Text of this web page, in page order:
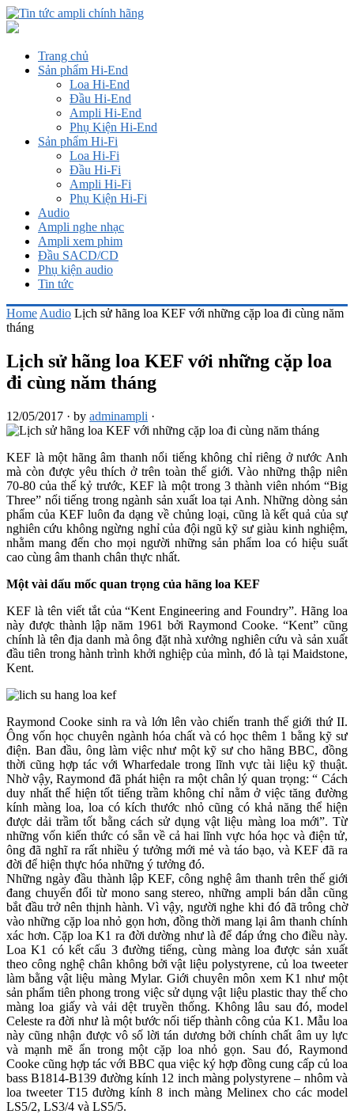
Trang chủ
Sản phẩm Hi-End
Loa Hi-End
Đầu Hi-End
Ampli Hi-End
Phụ Kiện Hi-End
Sản phẩm Hi-Fi
Loa Hi-Fi
Đầu Hi-Fi
Ampli Hi-Fi
Phụ Kiện Hi-Fi
Audio
Ampli nghe nhạc
Ampli xem phim
Đầu SACD/CD
Phụ kiện audio
Tin tức
Home Audio Lịch sử hãng loa KEF với những cặp loa đi cùng năm
tháng
Lịch sử hãng loa KEF với những cặp loa
đi cùng năm tháng
12/05/2017 · by adminampli ·
KEF là một hãng âm thanh nổi tiếng không chỉ riêng ở nước Anh
mà còn được yêu thích ở trên toàn thế giới. Vào những thập niên
70-80 của thế kỷ trước, KEF là một trong 3 thành viên nhóm “Big
Three” nổi tiếng trong ngành sản xuất loa tại Anh. Những dòng sản
phẩm của KEF luôn đa dạng về chủng loại, cũng là kết quả của sự
nghiên cứu không ngừng nghỉ của đội ngũ kỹ sư giàu kinh nghiệm,
nhằm mang đến cho mọi người những sản phẩm loa có hiệu suất
cao cùng âm thanh chân thực nhất.
Một vài dấu mốc quan trọng của hãng loa KEF
KEF là tên viết tắt của “Kent Engineering and Foundry”. Hãng loa
này được thành lập năm 1961 bởi Raymond Cooke. “Kent” cũng
chính là tên địa danh mà ông đặt nhà xưởng nghiên cứu và sản xuất
đầu tiên trong hành trình khởi nghiệp của mình, đó là tại Maidstone,
Kent.
Raymond Cooke sinh ra và lớn lên vào chiến tranh thế giới thứ II.
Ông vốn học chuyên ngành hóa chất và có học thêm 1 bằng kỹ sư
điện. Ban đầu, ông làm việc như một kỹ sư cho hãng BBC, đồng
thời cũng hợp tác với Wharfedale trong lĩnh vực tài liệu kỹ thuật.
Nhờ vậy, Raymond đã phát hiện ra một chân lý quan trọng: “ Cách
duy nhất thể hiện tốt tiếng trầm không chỉ nằm ở việc tăng đường
kính màng loa, loa có kích thước nhỏ cũng có khả năng thể hiện
được dải trầm tốt bằng cách sử dụng vật liệu màng loa mới”. Từ
những vốn kiến thức có sẵn về cả hai lĩnh vực hóa học và điện tử,
ông đã nghĩ ra rất nhiều ý tưởng mới mẻ và táo bạo, và KEF đã ra
đời để hiện thực hóa những ý tưởng đó.
Những ngày đầu thành lập KEF, công nghệ âm thanh trên thế giới
đang chuyển đổi từ mono sang stereo, những ampli bán dẫn cũng
bắt đầu trở nên thịnh hành. Vì vậy, người nghe khi đó đã trông chờ
vào những cặp loa nhỏ gọn hơn, đồng thời mang lại âm thanh chính
xác hơn. Cặp loa K1 ra đời dường như là để đáp ứng cho điều này.
Loa K1 có kết cấu 3 đường tiếng, cùng màng loa được sản xuất
theo công nghệ chân không bởi vật liệu polystyrene, củ loa tweeter
làm bằng vật liệu màng Mylar. Giới chuyên môn xem K1 như một
sản phẩm tiên phong trong việc sử dụng vật liệu plastic thay thế cho
màng loa giấy và vải dệt truyền thống. Không lâu sau đó, model
Celeste ra đời như là một bước nối tiếp thành công của K1. Mẫu loa
này cũng nhận được vô số lời tán dương bởi chính chất âm uy lực
và mạnh mẽ ẩn trong một cặp loa nhỏ gọn. Sau đó, Raymond
Cooke cũng hợp tác với BBC qua việc ký hợp đồng cung cấp củ loa
bass B1814-B139 đường kính 12 inch màng polystyrene – nhôm và
loa tweeter T15 đường kính 8 inch màng Melinex cho các model
LS5/2, LS3/4 và LS5/5.